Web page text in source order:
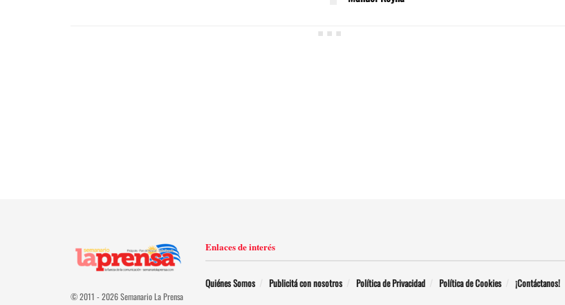
© 2011 - 2026 Semanario La Prensa
Enlaces de interés
Quiénes Somos Publicitá con nosotros Política de Privacidad Política de Cookies ¡Contáctanos!